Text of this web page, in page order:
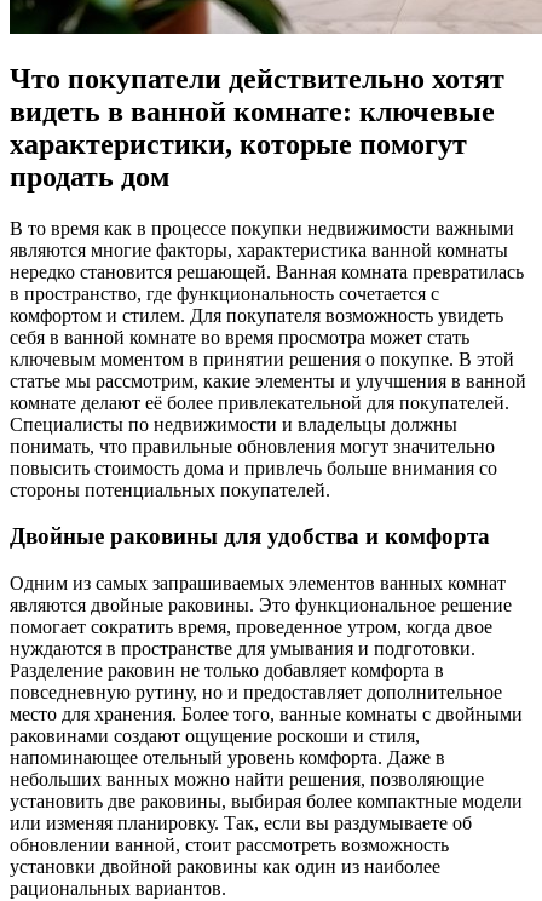
Что покупатели действительно хотят
видеть в ванной комнате: ключевые
характеристики, которые помогут
продать дом
В то время как в процессе покупки недвижимости важными
являются многие факторы, характеристика ванной комнаты
нередко становится решающей. Ванная комната превратилась
в пространство, где функциональность сочетается с
комфортом и стилем. Для покупателя возможность увидеть
себя в ванной комнате во время просмотра может стать
ключевым моментом в принятии решения о покупке. В этой
статье мы рассмотрим, какие элементы и улучшения в ванной
комнате делают её более привлекательной для покупателей.
Специалисты по недвижимости и владельцы должны
понимать, что правильные обновления могут значительно
повысить стоимость дома и привлечь больше внимания со
стороны потенциальных покупателей.
Двойные раковины для удобства и комфорта
Одним из самых запрашиваемых элементов ванных комнат
являются двойные раковины. Это функциональное решение
помогает сократить время, проведенное утром, когда двое
нуждаются в пространстве для умывания и подготовки.
Разделение раковин не только добавляет комфорта в
повседневную рутину, но и предоставляет дополнительное
место для хранения. Более того, ванные комнаты с двойными
раковинами создают ощущение роскоши и стиля,
напоминающее отельный уровень комфорта. Даже в
небольших ванных можно найти решения, позволяющие
установить две раковины, выбирая более компактные модели
или изменяя планировку. Так, если вы раздумываете об
обновлении ванной, стоит рассмотреть возможность
установки двойной раковины как один из наиболее
рациональных вариантов.